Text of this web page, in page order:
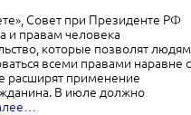
Совет при Президенте РФ
и правам человека
которые позволят людям
всеми правами наравне с
расширят применение
В июле должно